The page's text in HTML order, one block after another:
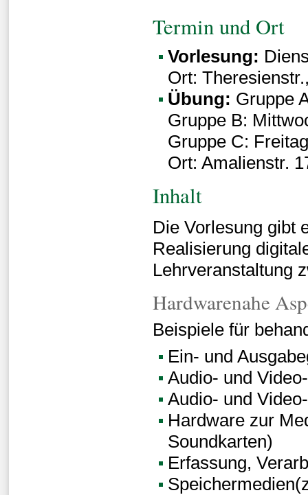
Termin und Ort
Vorlesung:
Ort:
Übung: Gruppe
Gruppe B:
Gruppe C:
Ort: Amalienstr.
Inhalt
Die Vorlesung gibt
Realisierung
Lehrveranstaltung
Hardwarenahe
Beispiele für
Ein- und
Audio- und
Audio- und
Hardware zur
Soundkarten)
Erfassung,